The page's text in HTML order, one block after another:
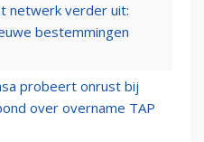
netwerk verder uit:
bestemmingen
probeert onrust bij
over overname TAP